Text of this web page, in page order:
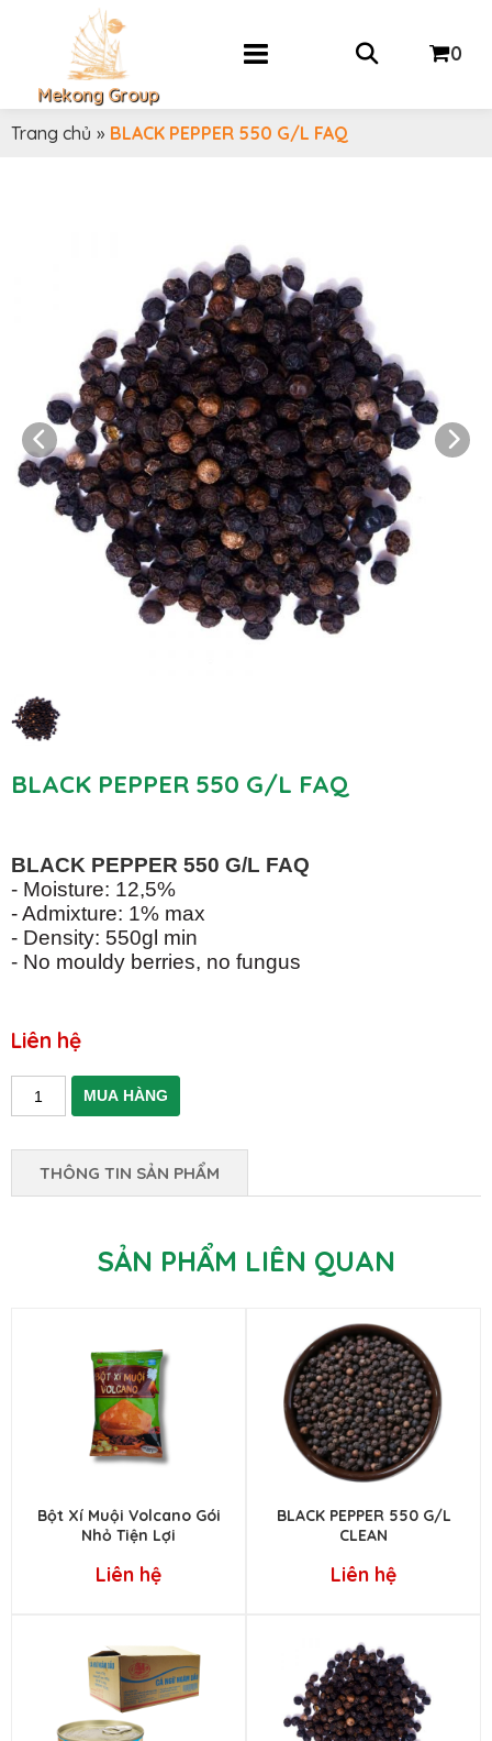
Mekong Group
0
Trang chủ » BLACK PEPPER 550 G/L FAQ
BLACK PEPPER 550 G/L FAQ
BLACK PEPPER 550 G/L FAQ
- Moisture: 12,5%
- Admixture: 1% max
- Density: 550gl min
- No mouldy berries, no fungus
Liên hệ
THÔNG TIN SẢN PHẨM
SẢN PHẨM LIÊN QUAN
Bột Xí Muội Volcano Gói
Nhỏ Tiện Lợi
Liên hệ
BLACK PEPPER 550 G/L
CLEAN
Liên hệ